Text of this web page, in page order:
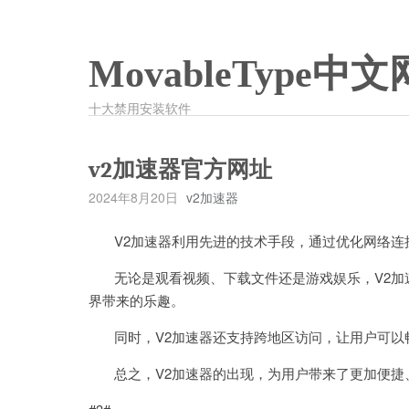
MovableType中文
十大禁用安装软件
v2加速器官方网址
2024年8月20日 v2加速器
V2加速器利用先进的技术手段，通过优化网络连
无论是观看视频、下载文件还是游戏娱乐，V2加
界带来的乐趣。
同时，V2加速器还支持跨地区访问，让用户可以
总之，V2加速器的出现，为用户带来了更加便捷